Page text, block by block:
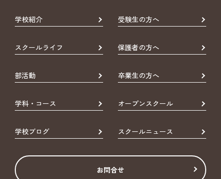
学校紹介 受験生の方へ
スクールライフ 保護者の方へ
部活動 卒業生の方へ
学科・コース オープンスクール
学校ブログ スクールニュース
お問合せ